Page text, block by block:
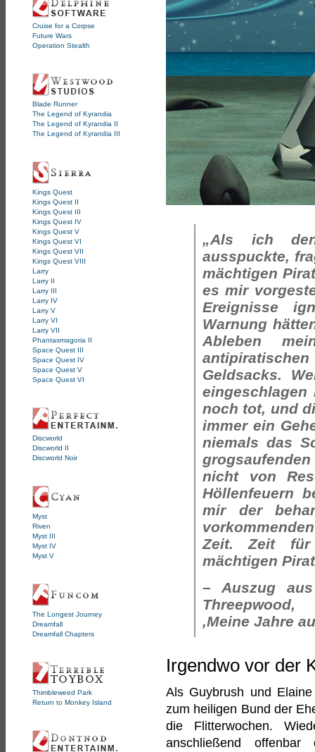
Cruise for a Corpse
Future Wars
Operation Stealth
Blade Runner
The Legend of Kyrandia
The Legend of Kyrandia II
The Legend of Kyrandia III
Kings Quest
Kings Quest II
Kings Quest III
Kings Quest IV
Kings Quest V
Kings Quest VI
Kings Quest VII
Kings Quest VIII
Larry
Larry II
Larry III
Larry IV
Larry V
Larry VI
Larry VII
Phantasmagoria II
Space Quest III
Space Quest IV
Space Quest V
Space Quest VI
Discworld
Discworld II
Discworld Noir
Myst
Riven
Myst III
Myst IV
Myst V
The Longest Journey
Dreamfall
Dreamfall Chapters
Thimbleweed Park
Return to Monkey Island
„Als ich
ausspuckte,
mächtigen
es mir
Ereignisse
Warnung
Ableben
Geldsacks.
eingeschlagen
noch tot, und
immer ein
niemals das
nicht von
Höllenfeuern
mir der
Zeit. Zeit für
mächtigen
– Auszug
Threepwood,
‚Meine Jahre
Irgendwo vor der
Als Guybrush und
zum heiligen Bund der
die Flitterwochen.
anschließend